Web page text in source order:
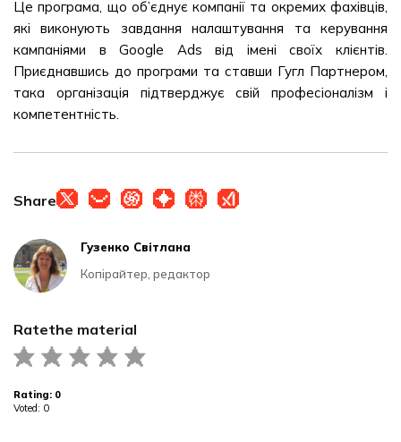
Це програма, що об’єднує компанії та окремих фахівців,
які виконують завдання налаштування та керування
кампаніями в Google Ads від імені своїх клієнтів.
Приєднавшись до програми та ставши Гугл Партнером,
така організація підтверджує свій професіоналізм і
компетентність.
Share
Ratethe material
Rating: 0
Voted: 0
Гузенко Світлана
Копірайтер, редактор